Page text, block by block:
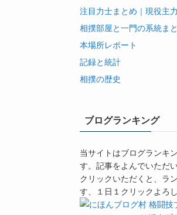
注目力士まとめ｜現役主
相撲部屋と一門の系統ま
本場所レポート
記録と統計
相撲の歴史
ブログランキング
当サイトはブログランキ
す。記事をよんでいただ
クリックいただくと、ラ
す、１日１クリックよろ